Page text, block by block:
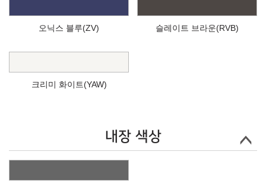
오닉스 블루(ZV) 슬레이트 브라운(RVB)
크리미 화이트(YAW)
내장 색상